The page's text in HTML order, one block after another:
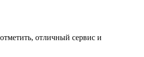
отличный сервис и